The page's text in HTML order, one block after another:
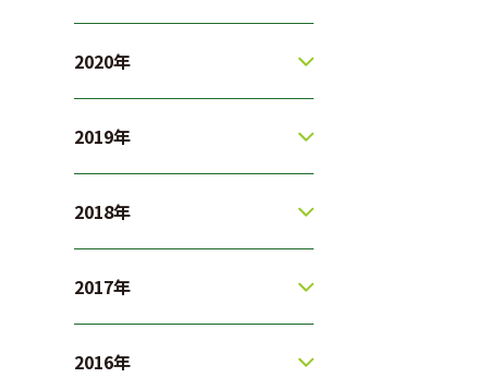
2020年
2019年
2018年
2017年
2016年